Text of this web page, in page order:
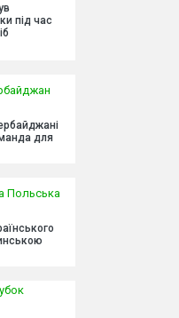
під час
для
Польська